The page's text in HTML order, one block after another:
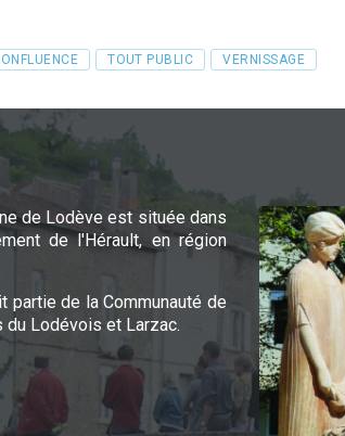
TOUT PUBLIC VERNISSAGE
de Lodève est située dans
de l'Hérault, en région
partie de la Communauté de
du Lodévois et Larzac.